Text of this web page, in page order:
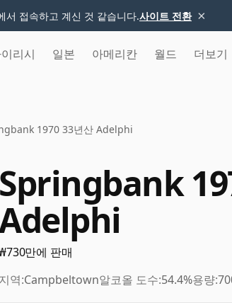
서 접속하고 계신 것 같습니다.사이트 전환 ×
리시 일본 아메리칸 월드 더보기
1970 33년산 Adelphi
Springbank
만에 판매
지역:Campbeltown알코올 도수:54.4%용량: